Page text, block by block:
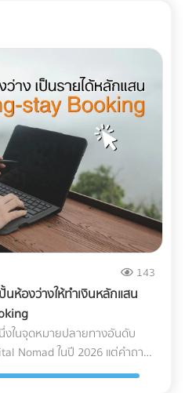
ช้ไฟ (Peak Demand) ลง ช่วย
าไฟได้อย่างมหาศาล ปลดล็อก
าครัฐและ BOI มีการสนับสนุน
สำหรับการลงทุนด้านพลังงาน
ำให้ระยะเวลาคืนทุนสั้นลง
ทุนหรือไม่? เพื่อความเข้าใจที่
หว่างระบบเดิมกับระบบใหม่
กไฟดับ 1 ครั้ง มีมูลค่าสูง (เช่น
ร์, อาหารแช่แข็ง, ยาและ
ESS จะเปรียบเสมือนการซื้อ
" ที่แถมโบนัสเป็นการช่วยหั่นค่าไฟ
รับธุรกิจ B2B ไม่ได้จบแค่เรื่อง
ามเสี่ยง (Risk Management)
Carbon Footprint) เพื่อ
นเวทีโลก การออกแบบระบบ
ต้องอาศัยความเชี่ยวชาญ
วณโหลดไฟฟ้า การเลือกขนาด
านไฟอย่างถูกต้อง หากคุณเป็น
ชาญด้านการพัฒนา Web-AR
รชัวร์ของคุณให้กลายเป็น
นอร์ที่ใช่ได้เลยวันนี้! ที่นี่!
ารวินิจฉัยโรคและชีวิตของผู้
างขนส่ง นอกจากประกันสินค้า
องค์กรก็จะลดลงทันที บทความ
ละมาตรฐาน Logistics ที่ธุรกิจ
ครับ 3 ความเสี่ยงแฝงที่เครื่อง
การใช้รถบรรทุกธรรมดาเพื่อ
การรับความเสี่ยงที่ได้ไม่คุ้มเสีย
ณ์พังจากภายใน: แรงสั่น
เลนส์ เลเซอร์ และ
ปราะบางสูงมาก แรงสั่นสะเทือน
สมอ สามารถทำให้แผงวงจรหลวม
ภายนอกยังดูปกติสมบูรณ์ การ
(Temperature & Humidity
นิกส์ทางการแพทย์หลายชนิดมี
การอยู่ในตู้ขนส่งที่ร้อนอบอ้า
ำให้เกิดสนิม คราบตะกรัน หรือ
เอียงและการกระแทก (Tilt &
นิดถูกระบุไว้ในคู่มือวิศวกรรม
ารใช้พนักงานยกของ (Porter)
ำให้สารทำความเย็นรั่วไหล หรือ
143
นห้องว่างให้ทำเงินหลักแสน
งในจุดหมายปลายทางอันดับ
Nomad ในปี 2026 แต่คำถาม
ศาลจากคนกลุ่มนี้ ถึงไปตกอยู่กับ